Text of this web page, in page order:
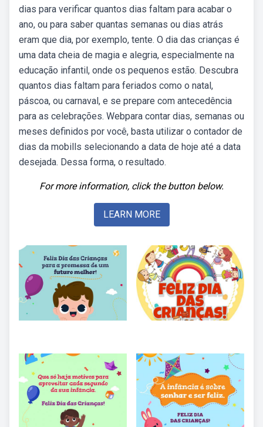
dias para verificar quantos dias faltam para acabar o
ano, ou para saber quantas semanas ou dias atrás
eram que dia, por exemplo, tente. O dia das crianças é
uma data cheia de magia e alegria, especialmente na
educação infantil, onde os pequenos estão. Descubra
quantos dias faltam para feriados como o natal,
páscoa, ou carnaval, e se prepare com antecedência
para as celebrações. Webpara contar dias, semanas ou
meses definidos por você, basta utilizar o contador de
dias da mobills selecionando a data de hoje até a data
desejada. Dessa forma, o resultado.
For more information, click the button below.
LEARN MORE